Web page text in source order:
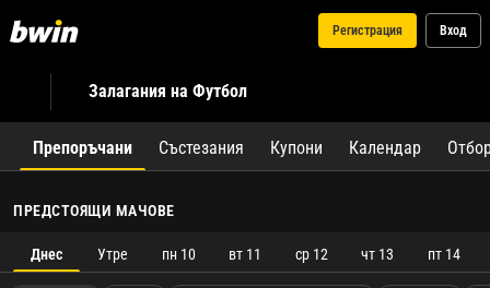
Регистрация Вход
Залагания на Футбол
Препоръчани Състезания Купони Календар
ПРЕДСТОЯЩИ МАЧОВЕ
Днес Утре пн 10 вт 11 ср 12 чт 13 пт 14